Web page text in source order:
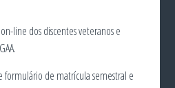
line dos discentes veteranos e
formulário de matrícula semestral e